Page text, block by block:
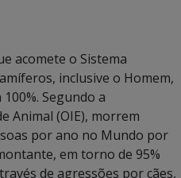
acomete o Sistema
inclusive o Homem,
Segundo a
Animal (OIE), morrem
por ano no Mundo por
em torno de 95%
de agressões por cães,